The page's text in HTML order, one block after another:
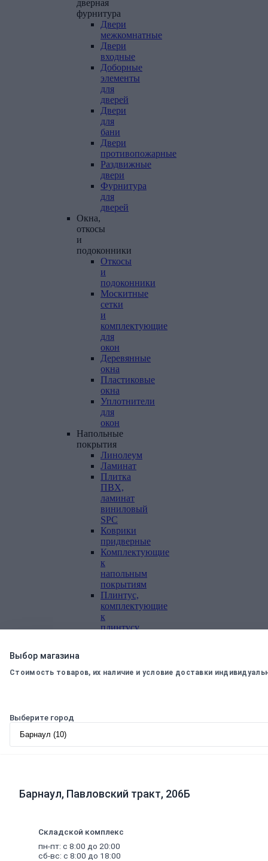
дверная
фурнитура
Двери
межкомнатные
Двери
входные
Доборные
элементы
для
дверей
Двери
для
бани
Двери
противопожарные
Раздвижные
двери
Фурнитура
для
дверей
Окна,
откосы
и
подоконники
Откосы
и
подоконники
Москитные
сетки
и
комплектующие
для
окон
Деревянные
окна
Пластиковые
окна
Уплотнители
для
окон
Напольные
покрытия
Линолеум
Ламинат
Плитка
ПВХ,
ламинат
виниловый
SPC
Коврики
придверные
Комплектующие
к
напольным
покрытиям
Плинтус,
комплектующие
к
плинтусу
под
Ковролин
Потолок
подвесной
Карнизы
Комплектующие
для
карнизов
Выбор магазина
Стоимость товаров, их наличие и условие доставки
Выберите город
Барнаул, Павловский тракт, 206Б
Складской комплекс
пн-пт: с 8:00 до 20:00
сб-вс: с 8:00 до 18:00